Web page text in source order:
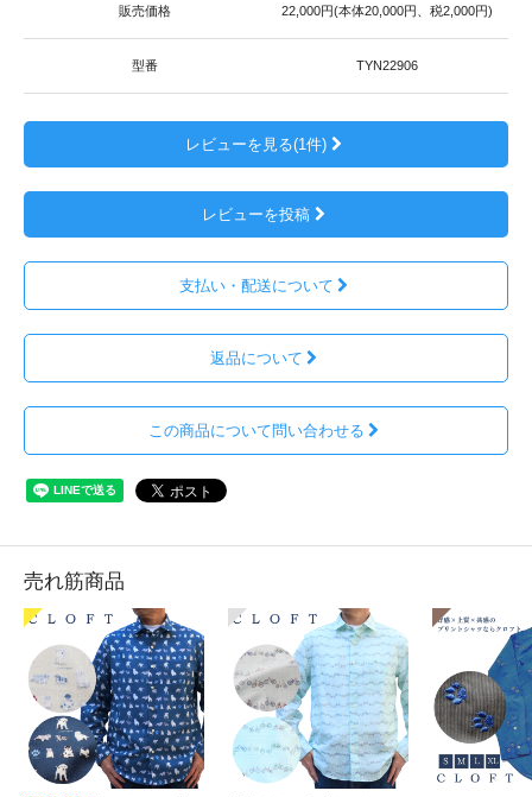
販売価格 22,000円(本体20,000円、税2,000円)
型番 TYN22906
レビューを見る(1件)
レビューを投稿
支払い・配送について
返品について
この商品について問い合わせる
売れ筋商品